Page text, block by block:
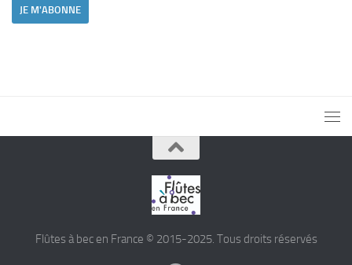
Flûtes à bec en France © 2015-2025. Tous droits réservés